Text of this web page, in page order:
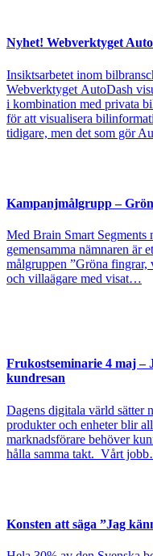
Nyhet! Webverktyget
Insiktsarbetet inom
Webverktyget AutoDash
i kombination med privata
för att visualisera
tidigare, men det som gör
Kampanjmålgrupp –
Med Brain Smart Segments
gemensamma nämnaren är
målgruppen ”Gröna
och villaägare med visat…
Frukostseminarie 4 maj –
kundresan
Dagens digitala värld sätter
produkter och enheter blir
marknadsförare behöver
hålla samma takt. Vårt
Konsten att säga ”Jag